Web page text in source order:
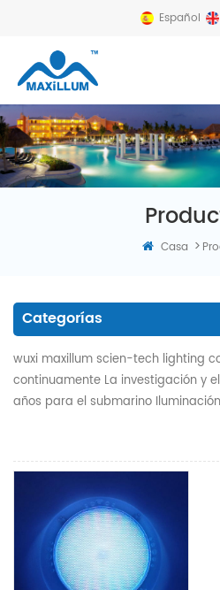
Español
Casa >
Categorías
wuxi maxillum scien-tech lighting
continuamente La investigación y
años para el submarino